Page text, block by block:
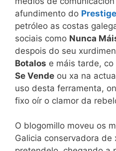
afundimento do Prestige
petróleo as costas
sociais como Nunca
despois do seu
Botalos e máis tarde,
Se Vende ou xa na
uso desta ferramenta,
fixo oír o clamor da
O blogomillo moveu os
Galicia conservadora